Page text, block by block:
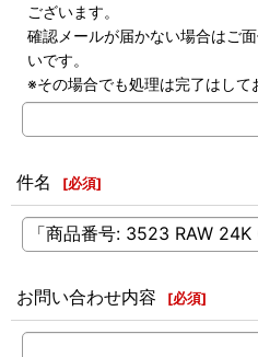
ございます。
確認メールが届かない場合はご
いです。
※その場合でも処理は完了はして
件名 [必須]
お問い合わせ内容 [必須]